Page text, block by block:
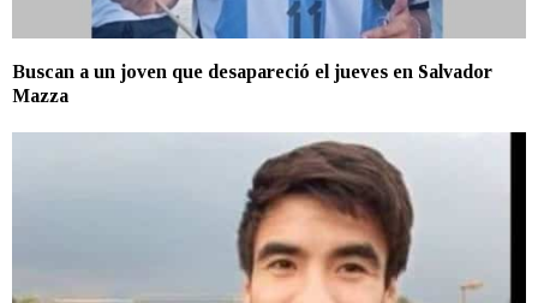
Buscan a un joven que desapareció el jueves en Salvador
Mazza